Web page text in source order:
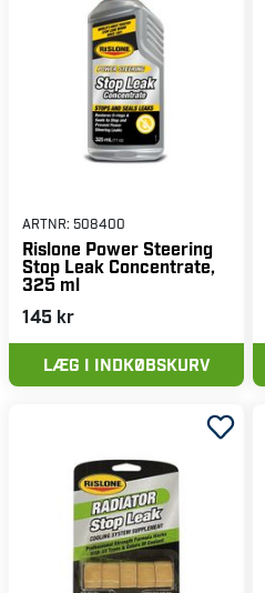
ARTNR: 508400
Rislone Power Steering
Stop Leak Concentrate,
325 ml
145 kr
LÆG I INDKØBSKURV